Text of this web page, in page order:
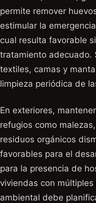
permite remover
estimular la
cual resulta favorable
tratamiento adecuado.
textiles, camas y
limpieza periódica de
En exteriores,
refugios como
residuos orgánicos
favorables para el
para la presencia de
viviendas con
ambiental debe